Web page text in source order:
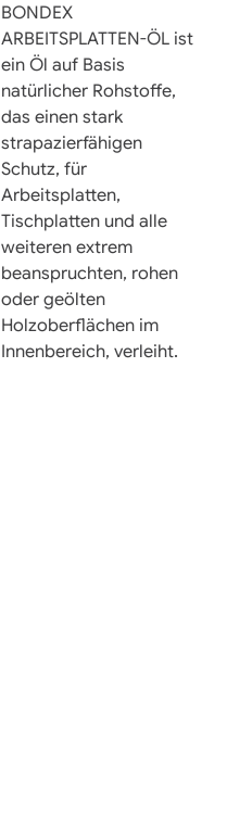
BONDEX
ARBEITSPLATTEN-ÖL ist
ein Öl auf Basis
natürlicher Rohstoffe,
das einen stark
strapazierfähigen
Schutz, für
Arbeitsplatten,
Tischplatten und alle
weiteren extrem
beanspruchten, rohen
oder geölten
Holzoberflächen im
Innenbereich, verleiht.